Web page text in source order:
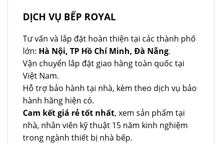
12.500.000 ₫.
DỊCH VỤ BẾP ROYAL
Tư vấn và lắp đặt hoàn thiện tại các thành phố
lớn: Hà Nội, TP Hồ Chí Minh, Đà Nẵng.
Vận chuyển lắp đặt giao hàng toàn quốc tại
Việt Nam.
Hỗ trợ bảo hành tại nhà, kèm theo dịch vụ bảo
hành hãng hiện có.
Cam kết giá rẻ tốt nhất, xem sản phẩm tại
nhà, nhân viên kỹ thuật 15 năm kinh nghiệm
trong ngành thiết bị nhà bếp.